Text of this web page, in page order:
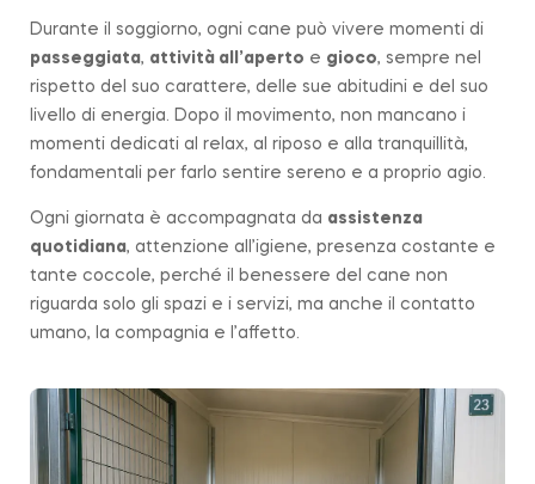
Durante il soggiorno, ogni cane può vivere momenti di
passeggiata, attività all’aperto e gioco, sempre nel
rispetto del suo carattere, delle sue abitudini e del suo
livello di energia. Dopo il movimento, non mancano i
momenti dedicati al relax, al riposo e alla tranquillità,
fondamentali per farlo sentire sereno e a proprio agio.
Ogni giornata è accompagnata da assistenza
quotidiana, attenzione all’igiene, presenza costante e
tante coccole, perché il benessere del cane non
riguarda solo gli spazi e i servizi, ma anche il contatto
umano, la compagnia e l’affetto.